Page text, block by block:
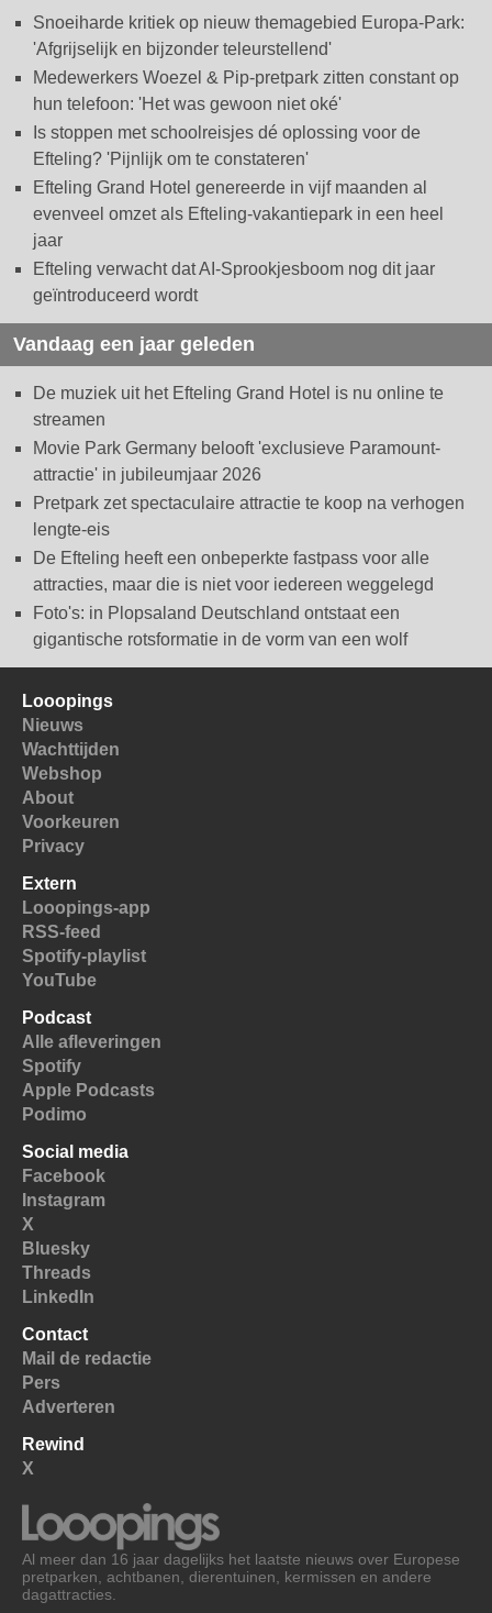
Snoeiharde kritiek op nieuw themagebied Europa-Park:
'Afgrijselijk en bijzonder teleurstellend'
Medewerkers Woezel & Pip-pretpark zitten constant op
hun telefoon: 'Het was gewoon niet oké'
Is stoppen met schoolreisjes dé oplossing voor de
Efteling? 'Pijnlijk om te constateren'
Efteling Grand Hotel genereerde in vijf maanden al
evenveel omzet als Efteling-vakantiepark in een heel
jaar
Efteling verwacht dat AI-Sprookjesboom nog dit jaar
geïntroduceerd wordt
Vandaag een jaar geleden
De muziek uit het Efteling Grand Hotel is nu online te
streamen
Movie Park Germany belooft 'exclusieve Paramount-
attractie' in jubileumjaar 2026
Pretpark zet spectaculaire attractie te koop na verhogen
lengte-eis
De Efteling heeft een onbeperkte fastpass voor alle
attracties, maar die is niet voor iedereen weggelegd
Foto's: in Plopsaland Deutschland ontstaat een
gigantische rotsformatie in de vorm van een wolf
Looopings
Nieuws
Wachttijden
Webshop
About
Voorkeuren
Privacy
Extern
Looopings-app
RSS-feed
Spotify-playlist
YouTube
Podcast
Alle afleveringen
Spotify
Apple Podcasts
Podimo
Social media
Facebook
Instagram
X
Bluesky
Threads
LinkedIn
Contact
Mail de redactie
Pers
Adverteren
Rewind
X
Al meer dan 16 jaar dagelijks het laatste nieuws over Europese
pretparken, achtbanen, dierentuinen, kermissen en andere
dagattracties.